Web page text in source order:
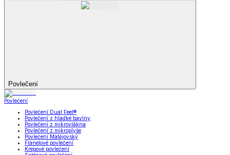
Povlečení
Povlečení
Povlečení Dual Feel®
Povlečení z hladké bavlny
Povlečení z mikrovlákna
Povlečení z mikroplyše
Povlečení Matějovský
Flanelové povlečení
Krepové povlečení